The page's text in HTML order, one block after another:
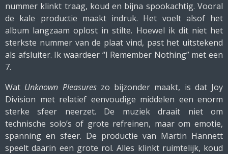
nummer klinkt traag, koud en bijna spookachtig. Vooral
de kale productie maakt indruk. Het voelt alsof het
album langzaam oplost in stilte. Hoewel ik dit niet het
sterkste nummer van de plaat vind, past het uitstekend
als afsluiter. Ik waardeer “I Remember Nothing” met een
7.
Wat Unknown Pleasureszo bijzonder maakt, is dat Joy
Division met relatief eenvoudige middelen een enorm
sterke sfeer neerzet. De muziek draait niet om
technische solo’s of grote refreinen, maar om emotie,
spanning en sfeer. De productie van Martin Hannett
speelt daarin een grote rol. Alles klinkt ruimtelijk, koud